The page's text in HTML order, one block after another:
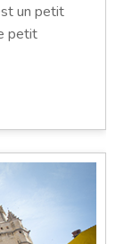
un petit
petit